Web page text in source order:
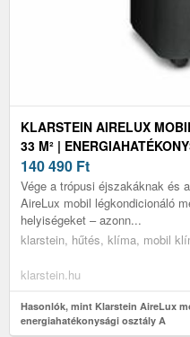
KLARSTEIN AIRELUX
33 M² |
140 490 Ft
Vége a trópusi éjszakáknak és
AireLux mobil légkondicionáló
helyiségeket – azonn...
klarstein, hűtés, klíma, mobil
klarstein.hu
Hasonlók, mint Klarstein AireLux
energiahatékonysági osztály A